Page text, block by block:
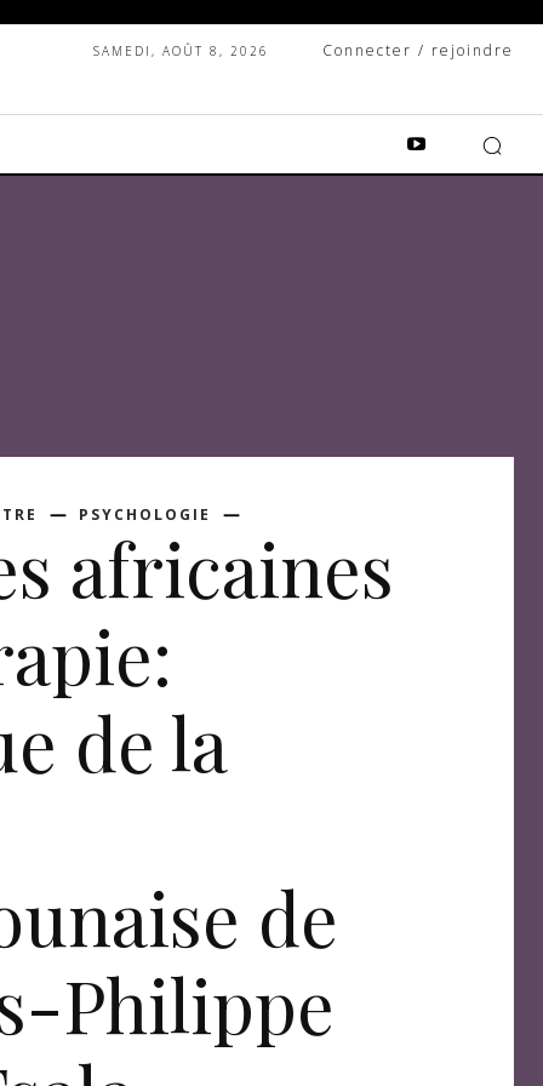
SAMEDI, AOÛT 8, 2026 Connecter / rejoindre
PSYCHOLOGIE
africaines
de la
de
Philippe